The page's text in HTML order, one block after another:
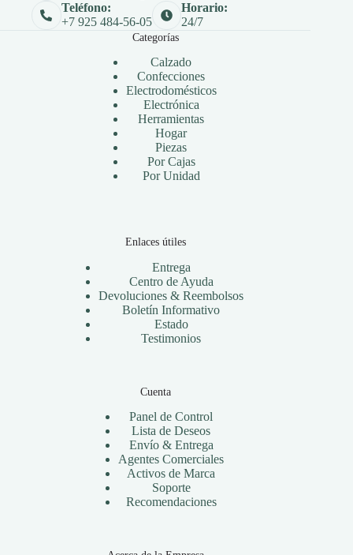
Teléfono:
+7 925 484-56-05
Horario:
24/7
Categorías
Calzado
Confecciones
Electrodomésticos
Electrónica
Herramientas
Hogar
Piezas
Por Cajas
Por Unidad
Enlaces útiles
Entrega
Centro de Ayuda
Devoluciones & Reembolsos
Boletín Informativo
Estado
Testimonios
Cuenta
Panel de Control
Lista de Deseos
Envío & Entrega
Agentes Comerciales
Activos de Marca
Soporte
Recomendaciones